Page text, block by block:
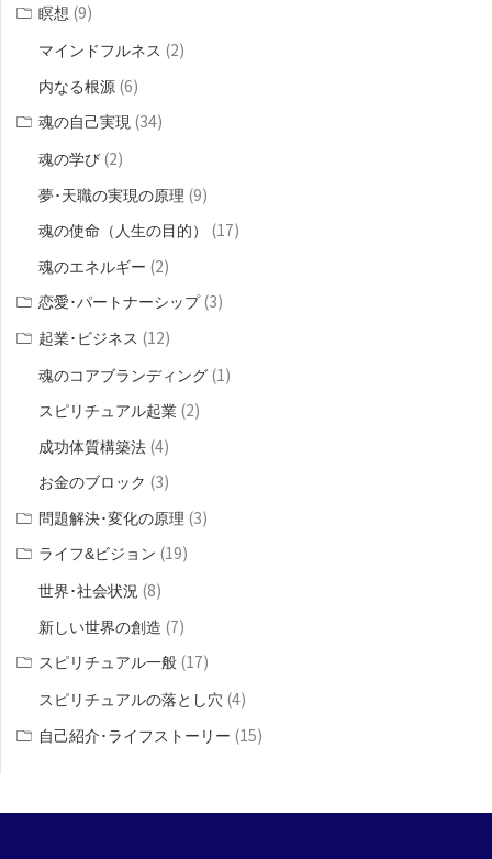
瞑想 (9)
マインドフルネス (2)
内なる根源 (6)
魂の自己実現 (34)
魂の学び (2)
夢･天職の実現の原理 (9)
魂の使命（人生の目的） (17)
魂のエネルギー (2)
恋愛･パートナーシップ(3)
起業･ビジネス (12)
魂のコアブランディング (1)
スピリチュアル起業 (2)
成功体質構築法 (4)
お金のブロック (3)
問題解決･変化の原理 (3)
ライフ&ビジョン (19)
世界･社会状況 (8)
新しい世界の創造 (7)
スピリチュアル一般 (17)
スピリチュアルの落とし穴 (4)
自己紹介･ライフストーリー (15)